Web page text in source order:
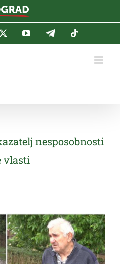
TwitterYouTubeTelegram
nesposobnosti
vlasti